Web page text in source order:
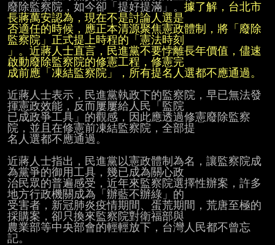
廢除監察院，如今卻「提好提滿」。 據了解，台北市
否適任的時候，應正本清源聚焦憲政體制，將「廢除
」。近蔣人士直言，民進黨不要悖離長年價值，儘速
成前應「凍結監察院」，所有提名人選都不應通過。
近蔣人士表示，民進黨執政下的監察院，早已無法發
揮憲政效能，反而屢屢給人民「監院
已成政爭工具」的觀感，因此應透過修憲廢除監察
院，並且在修憲前凍結監察院，全部提
名人選都不應通過。
近蔣人士指出，民進黨以憲政體制為名，讓監察院成
為黨爭的御用工具，幾已成為關心政
治民眾的普遍感受，近年來監察院選擇性辦案，許多
地方行政機關成為「辦藍不辦綠」的
受害者，新冠肺炎疫情期間、蛋荒期間，荒唐至極的
採購案，卻只換來監察院對衛福部與
農業部等中央部會的輕輕放下，台灣人民都不曾忘
記。